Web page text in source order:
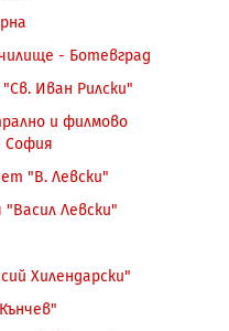
- Ботевград
Иван Рилски"
и филмово
София
"В. Левски"
Левски"
Хилендарски"